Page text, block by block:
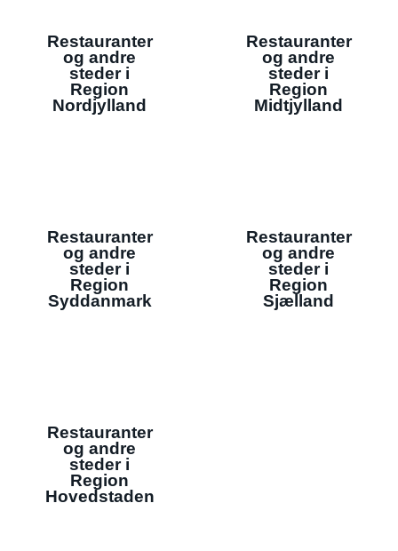
Restauranter
og andre
steder i
Region
Nordjylland
Restauranter
og andre
steder i
Region
Midtjylland
Restauranter
og andre
steder i
Region
Syddanmark
Restauranter
og andre
steder i
Region
Sjælland
Restauranter
og andre
steder i
Region
Hovedstaden